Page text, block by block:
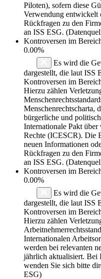
Piloten), sofern diese
Verwendung
Rückfragen zu den
an ISS ESG.
Kontroversen im
0.00%
Es wird die
dargestellt, die laut ISS
Kontroversen im
Hierzu zählen
Menschenrechtscharta,
bürgerliche und
Internationale Pakt
Rechte (ICESCR). Die
neuen Informationen
Rückfragen zu den
an ISS ESG.
Kontroversen im
0.00%
Es wird die
dargestellt, die laut ISS
Kontroversen im
Hierzu zählen
Internationalen
werden bei relevanten
jährlich aktualisiert. Bei
wenden Sie sich bitte
ESG)